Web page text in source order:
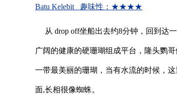
Batu Kelebit 趣味性：★★★★
从 drop off坐船出去约8分钟，回到达
广阔的健康的硬珊瑚组成平台，隆头鹦
一带最美丽的珊瑚，当有水流的时候，
面,长相很像蜘蛛。